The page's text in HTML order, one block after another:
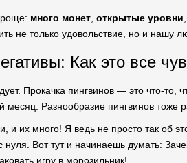
много монет открытые уровни
не только удовольствие, но и
Как это все
Прокачка пингвинов — это что-то,
Разнообразие пингвинов тоже
и их много! Я ведь не просто так об
нуля. Вот тут и начинаешь думать:
игру в морозильник!